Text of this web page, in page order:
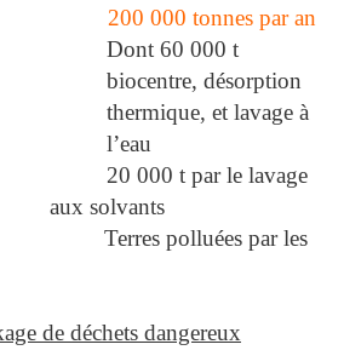
200 000 tonnes par an
Dont 60 000 t
biocentre, désorption
thermique, et lavage à
l’eau
20 000 t par le lavage
aux solvants
Terres polluées par les
de déchets dangereux